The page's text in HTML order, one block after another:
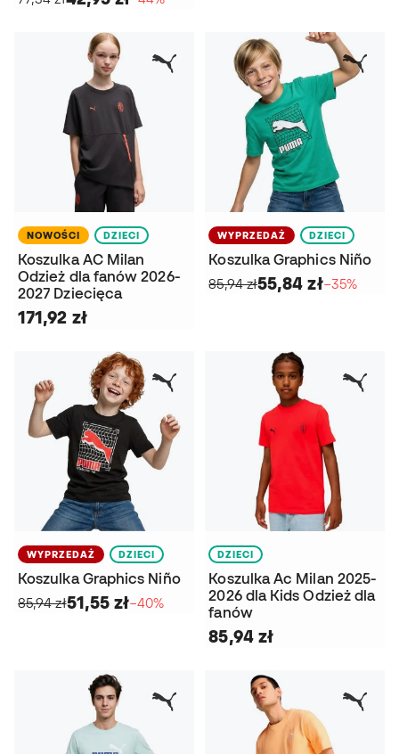
NOWOŚCI DZIECI
Koszulka AC Milan
Odzież dla fanów 2026-
2027 Dziecięca
171,92 zł
WYPRZEDAŻ DZIECI
Koszulka Graphics Niño
85,94 zł55,84 zł−35%
WYPRZEDAŻ DZIECI
Koszulka Graphics Niño
85,94 zł51,55 zł−40%
DZIECI
Koszulka Ac Milan 2025-
2026 dla Kids Odzież dla
fanów
85,94 zł